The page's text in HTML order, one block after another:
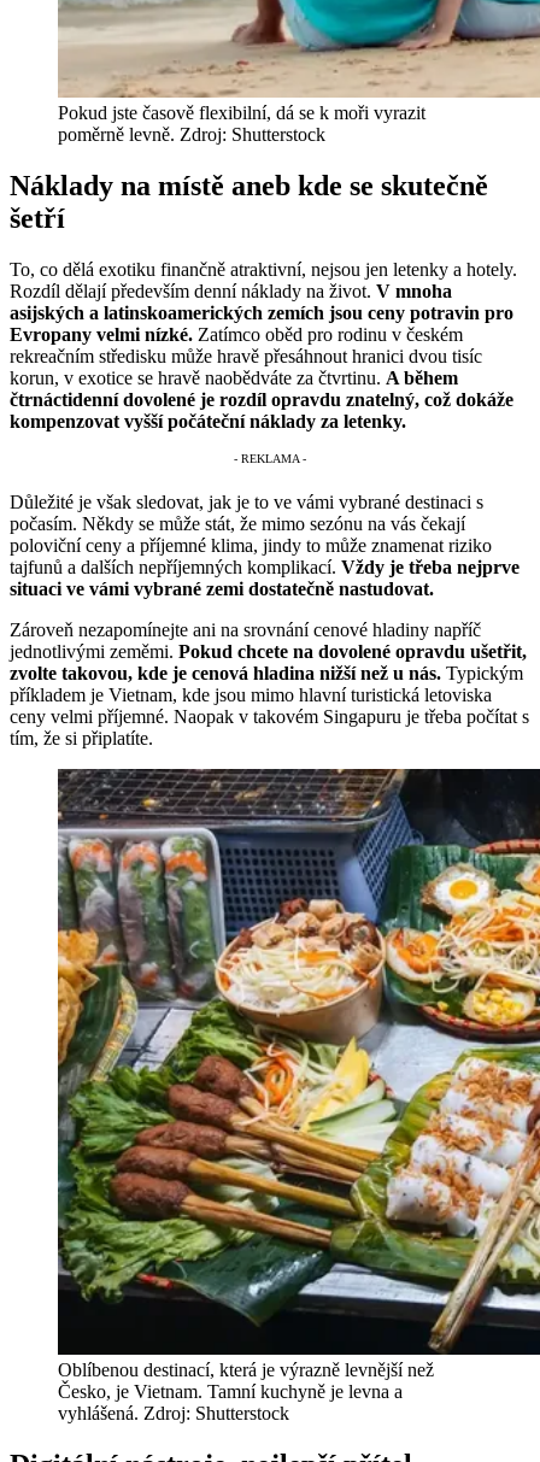
Pokud jste časově flexibilní, dá se k moři vyrazit
poměrně levně. Zdroj: Shutterstock
Náklady na místě aneb kde se skutečně
šetří
To, co dělá exotiku finančně atraktivní, nejsou jen letenky a hotely.
Rozdíl dělají především denní náklady na život. V mnoha
asijských a latinskoamerických zemích jsou ceny potravin pro
Evropany velmi nízké. Zatímco oběd pro rodinu v českém
rekreačním středisku může hravě přesáhnout hranici dvou tisíc
korun, v exotice se hravě naobědváte za čtvrtinu. A během
čtrnáctidenní dovolené je rozdíl opravdu znatelný, což dokáže
kompenzovat vyšší počáteční náklady za letenky.
Důležité je však sledovat, jak je to ve vámi vybrané destinaci s
počasím. Někdy se může stát, že mimo sezónu na vás čekají
poloviční ceny a příjemné klima, jindy to může znamenat riziko
tajfunů a dalších nepříjemných komplikací. Vždy je třeba nejprve
situaci ve vámi vybrané zemi dostatečně nastudovat.
Zároveň nezapomínejte ani na srovnání cenové hladiny napříč
jednotlivými zeměmi. Pokud chcete na dovolené opravdu ušetřit,
zvolte takovou, kde je cenová hladina nižší než u nás. Typickým
příkladem je Vietnam, kde jsou mimo hlavní turistická letoviska
ceny velmi příjemné. Naopak v takovém Singapuru je třeba počítat s
tím, že si připlatíte.
Oblíbenou destinací, která je výrazně levnější než
Česko, je Vietnam. Tamní kuchyně je levna a
vyhlášená. Zdroj: Shutterstock